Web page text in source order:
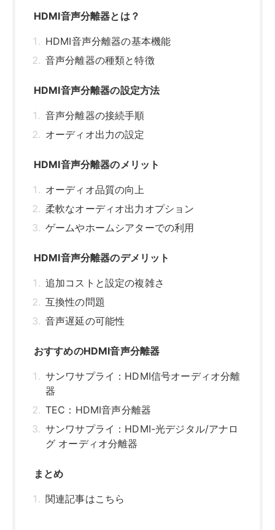
オーディオ品質の向上
ゲームやホームシアターでの利用
互換性の問題
音声遅延の可能性
おすすめのHDMI音声分離器
サンワサプライ：HDMI信号オーディオ分離
器
TEC：HDMI音声分離器
サンワサプライ：HDMI-光デジタル/アナロ
グ オーディオ分離器
まとめ
関連記事はこちら
HDMI音声分離器とは？